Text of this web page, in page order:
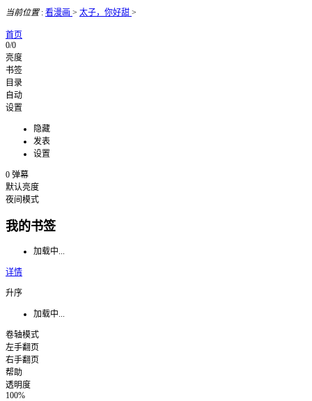
当前位置: 看漫画 > 太子，你好甜 >
首页
0/0
亮度
书签
目录
自动
设置
隐藏
发表
设置
0 弹幕
默认亮度
夜间模式
我的书签
加载中...
详情
升序
加载中...
卷轴模式
左手翻页
右手翻页
帮助
透明度
100%